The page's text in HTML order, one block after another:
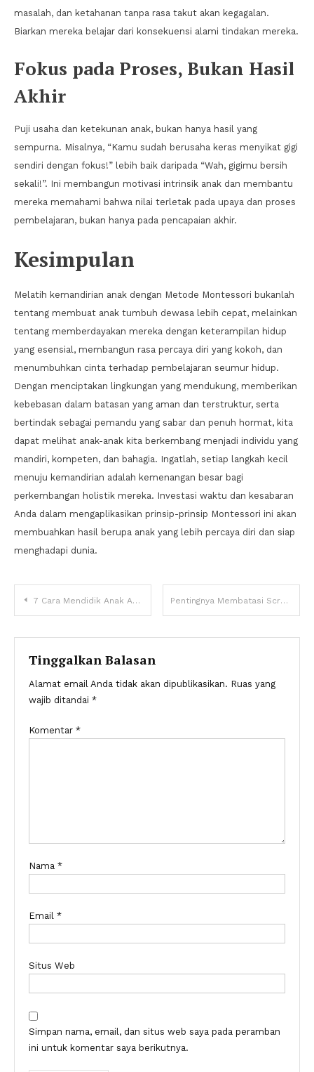
masalah, dan ketahanan tanpa rasa takut akan kegagalan.
Biarkan mereka belajar dari konsekuensi alami tindakan mereka.
Fokus pada Proses, Bukan Hasil
Akhir
Puji usaha dan ketekunan anak, bukan hanya hasil yang
sempurna. Misalnya, “Kamu sudah berusaha keras menyikat gigi
sendiri dengan fokus!” lebih baik daripada “Wah, gigimu bersih
sekali!”. Ini membangun motivasi intrinsik anak dan membantu
mereka memahami bahwa nilai terletak pada upaya dan proses
pembelajaran, bukan hanya pada pencapaian akhir.
Kesimpulan
Melatih kemandirian anak dengan Metode Montessori bukanlah
tentang membuat anak tumbuh dewasa lebih cepat, melainkan
tentang memberdayakan mereka dengan keterampilan hidup
yang esensial, membangun rasa percaya diri yang kokoh, dan
menumbuhkan cinta terhadap pembelajaran seumur hidup.
Dengan menciptakan lingkungan yang mendukung, memberikan
kebebasan dalam batasan yang aman dan terstruktur, serta
bertindak sebagai pemandu yang sabar dan penuh hormat, kita
dapat melihat anak-anak kita berkembang menjadi individu yang
mandiri, kompeten, dan bahagia. Ingatlah, setiap langkah kecil
menuju kemandirian adalah kemenangan besar bagi
perkembangan holistik mereka. Investasi waktu dan kesabaran
Anda dalam mengaplikasikan prinsip-prinsip Montessori ini akan
membuahkan hasil berupa anak yang lebih percaya diri dan siap
menghadapi dunia.
Navigasi
pos
7 Cara Mendidik Anak Agar Disiplin Tanpa Harus Membentak Pentingnya Membatasi Screen Time untuk Pertumbuhan Kognitif Anak
Tinggalkan Balasan
Alamat email Anda tidak akan dipublikasikan. Ruas yang
wajib ditandai *
Komentar *
Nama *
Email *
Situs Web
Simpan nama, email, dan situs web saya pada peramban
ini untuk komentar saya berikutnya.